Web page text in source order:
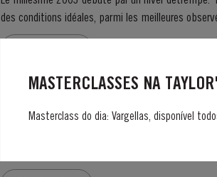
des conditions idéales, parmi les meilleures observées depuis des années.
cette...
MASTERCLASSES NA
Masterclass do dia: Vargellas, disponível